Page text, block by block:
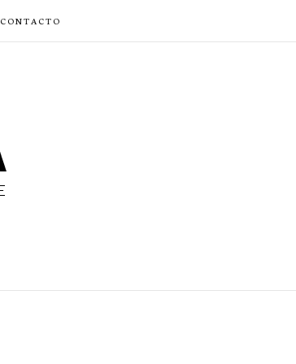
CONTACTO